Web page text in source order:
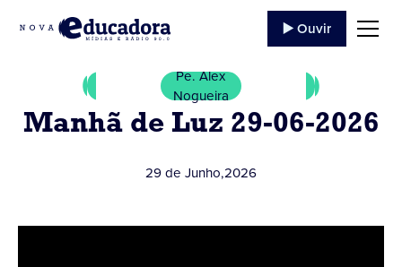
▶️ Ouvir
Pe. Alex
Nogueira
Manhã de Luz 29-06-2026
29 de Junho,2026